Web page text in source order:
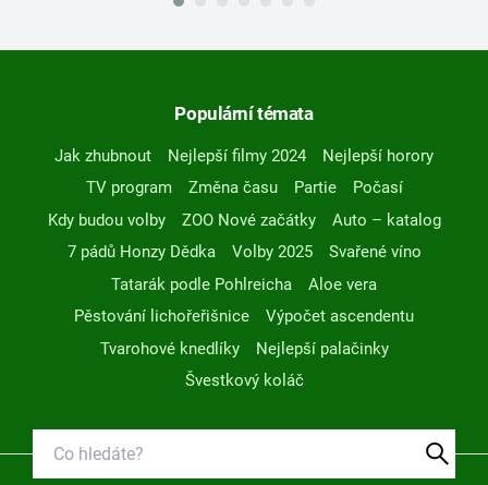
Populární témata
Jak zhubnout Nejlepší filmy 2024
Nejlepší horory
TV program
Změna času Partie
Počasí
Kdy budou volby
ZOO Nové začátky
Auto – katalog
7 pádů Honzy Dědka
Volby 2025
Svařené víno
Tatarák podle Pohlreicha
Aloe vera
Pěstování lichořeřišnice
Výpočet ascendentu
Tvarohové knedlíky
Nejlepší palačinky
Švestkový koláč